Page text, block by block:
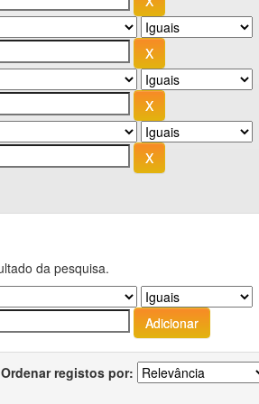
da pesquisa.
Ordenar registos por: